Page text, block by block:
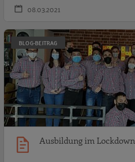
08.03.2021
BLOG-BEITRAG
Ausbildung im Lockdown